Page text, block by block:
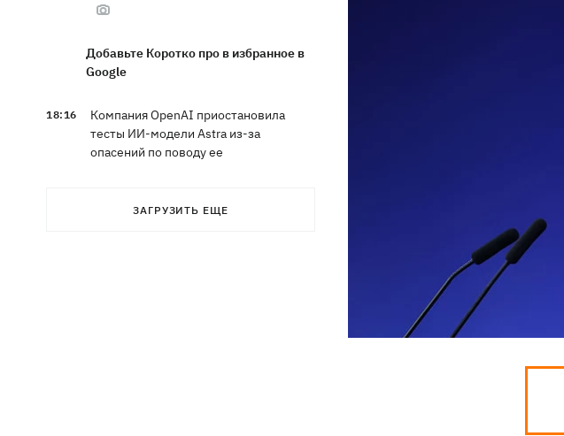
Добавьте Коротко про в избранное в
Google
18:16
Компания OpenAI приостановила
тесты ИИ-модели Astra из-за
опасений по поводу ее
В Болгарии дрон взорвался недалеко
ЗАГРУЗИТЬ ЕЩЕ